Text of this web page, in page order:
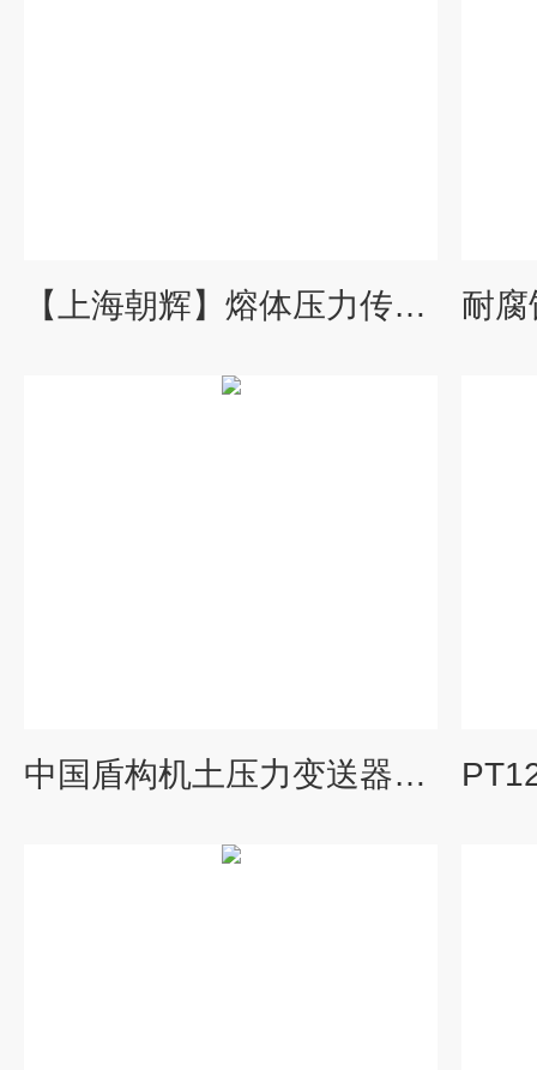
【上海朝辉】熔体压力传感器品牌
中国盾构机土压力变送器品牌